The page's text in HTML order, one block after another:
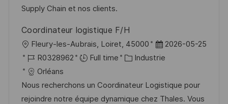
a
o
i
c
g
n
e
d
u
p
o
e
Supply Chain et nos clients.
Coordinateur logistique F/H
o
c
a
l
Fleury-les-Aubrais, Loiret, 45000
D
a
e
d
2026-05-25
R
é
f
é
R0328962 Full time
C
t
é
Industrie
Orléans
Nous recherchons un Coordinateur Logistique pour
rejoindre notre équipe dynamique chez Thales. Vous